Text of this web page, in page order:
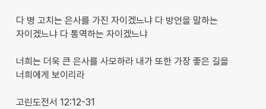
다 병 고치는 은사를 가진 자이겠느냐 다 방언을 말하는
자이겠느냐 다 통역하는 자이겠느냐
너희는 더욱 큰 은사를 사모하라 내가 또한 가장 좋은 길을
너희에게 보이리라
고린도전서 12:12-31